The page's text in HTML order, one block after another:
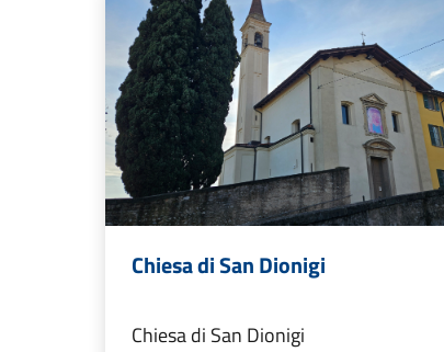
Chiesa di San Dionigi
Chiesa di San Dionigi